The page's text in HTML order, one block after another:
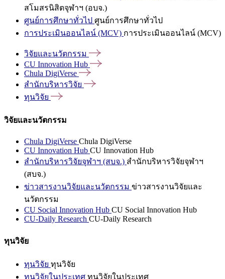
สโมสรนิสิตจุฬาฯ (อบจ.)
ศูนย์การศึกษาทั่วไป ศูนย์การศึกษาทั่วไป
การประเมินออนไลน์ (MCV) การประเมินออนไลน์ (MCV)
วิจัยและนวัตกรรม
CU Innovation Hub
Chula DigiVerse
สำนักบริหารวิจัย
ทุนวิจัย
วิจัยและนวัตกรรม
Chula DigiVerse Chula DigiVerse
CU Innovation Hub CU Innovation Hub
สำนักบริหารวิจัยจุฬาฯ (สบจ.) สำนักบริหารวิจัยจุฬาฯ
(สบจ.)
ข่าวสารงานวิจัยและนวัตกรรม ข่าวสารงานวิจัยและ
นวัตกรรม
CU Social Innovation Hub CU Social Innovation Hub
CU-Daily Research CU-Daily Research
ทุนวิจัย
ทุนวิจัย ทุนวิจัย
ทุนวิจัยในประเทศ ทุนวิจัยในประเทศ